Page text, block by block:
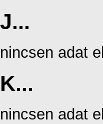
J...
nincsen adat
K...
nincsen adat